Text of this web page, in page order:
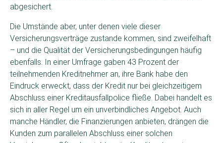
abgesichert.
Die Umstände aber, unter denen viele dieser
Versicherungsverträge zustande kommen, sind zweifelhaft
– und die Qualität der Versicherungsbedingungen häufig
ebenfalls. In einer Umfrage gaben 43 Prozent der
teilnehmenden Kreditnehmer an, ihre Bank habe den
Eindruck erweckt, dass der Kredit nur bei gleichzeitigem
Abschluss einer Kreditausfallpolice fließe. Dabei handelt es
sich in aller Regel um ein unverbindliches Angebot. Auch
manche Händler, die Finanzierungen anbieten, drängen die
Kunden zum parallelen Abschluss einer solchen